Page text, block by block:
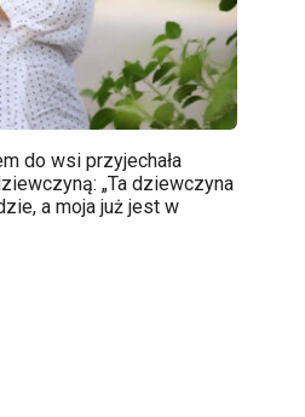
do wsi przyjechała
„Ta dziewczyna
a moja już jest w